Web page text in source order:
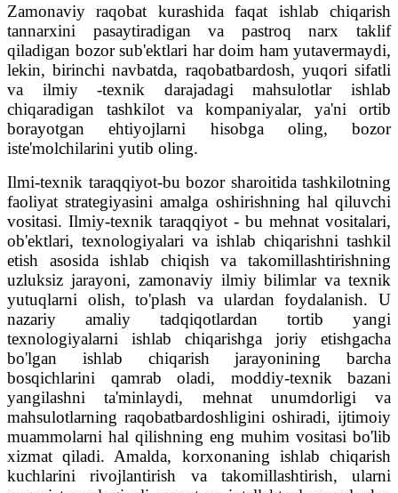
Zamonaviy raqobat kurashida faqat ishlab chiqarish
tannarxini pasaytiradigan va pastroq narx taklif
qiladigan bozor sub'ektlari har doim ham yutavermaydi,
lekin, birinchi navbatda, raqobatbardosh, yuqori sifatli
va ilmiy -texnik darajadagi mahsulotlar ishlab
chiqaradigan tashkilot va kompaniyalar, ya'ni ortib
borayotgan ehtiyojlarni hisobga oling, bozor
iste'molchilarini yutib oling.
Ilmi-texnik taraqqiyot-bu bozor sharoitida tashkilotning
faoliyat strategiyasini amalga oshirishning hal qiluvchi
vositasi. Ilmiy-texnik taraqqiyot - bu mehnat vositalari,
ob'ektlari, texnologiyalari va ishlab chiqarishni tashkil
etish asosida ishlab chiqish va takomillashtirishning
uzluksiz jarayoni, zamonaviy ilmiy bilimlar va texnik
yutuqlarni olish, to'plash va ulardan foydalanish. U
nazariy amaliy tadqiqotlardan tortib yangi
texnologiyalarni ishlab chiqarishga joriy etishgacha
bo'lgan ishlab chiqarish jarayonining barcha
bosqichlarini qamrab oladi, moddiy-texnik bazani
yangilashni ta'minlaydi, mehnat unumdorligi va
mahsulotlarning raqobatbardoshligini oshiradi, ijtimoiy
muammolarni hal qilishning eng muhim vositasi bo'lib
xizmat qiladi. Amalda, korxonaning ishlab chiqarish
kuchlarini rivojlantirish va takomillashtirish, ularni